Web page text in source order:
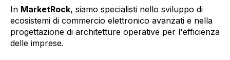
In MarketRock, siamo specialisti nello sviluppo di
ecosistemi di commercio elettronico avanzati e nella
progettazione di architetture operative per l'efficienza
delle imprese.